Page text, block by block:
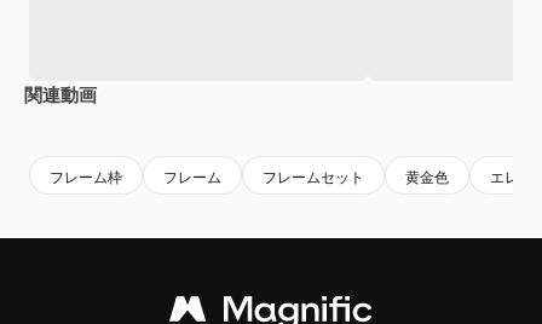
関連動画
フレーム枠 フレーム フレームセット 黄金色 エレガ